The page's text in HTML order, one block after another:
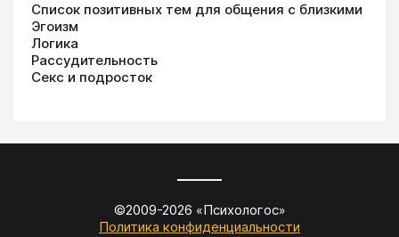
Список позитивных тем для общения с близкими
Эгоизм
Логика
Рассудительность
Секс и подросток
©2009-2026 «Психологос»
Политика конфиденциальности